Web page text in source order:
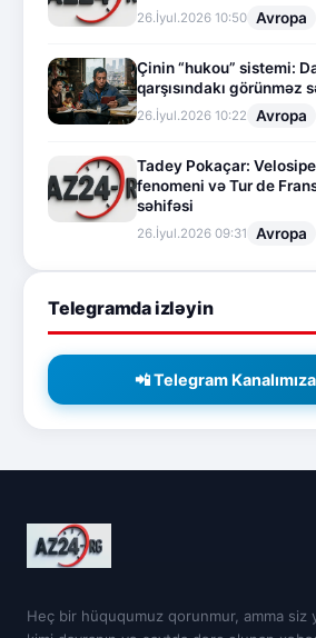
26.İyul.2026 10:50 Avropa
Çinin “hukou” sistemi:
qarşısındakı görünməz
26.İyul.2026 10:22 Avropa
Tadey Pokaçar:
fenomeni və Tur de
səhifəsi
26.İyul.2026 09:31 Avropa
Telegramda izləyin
📲 Telegram
Heç bir hüququmuz qorunmur, amma siz